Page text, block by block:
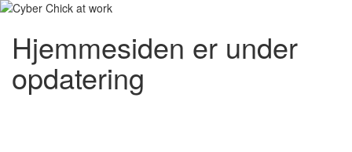
Hjemmesiden er under
opdatering